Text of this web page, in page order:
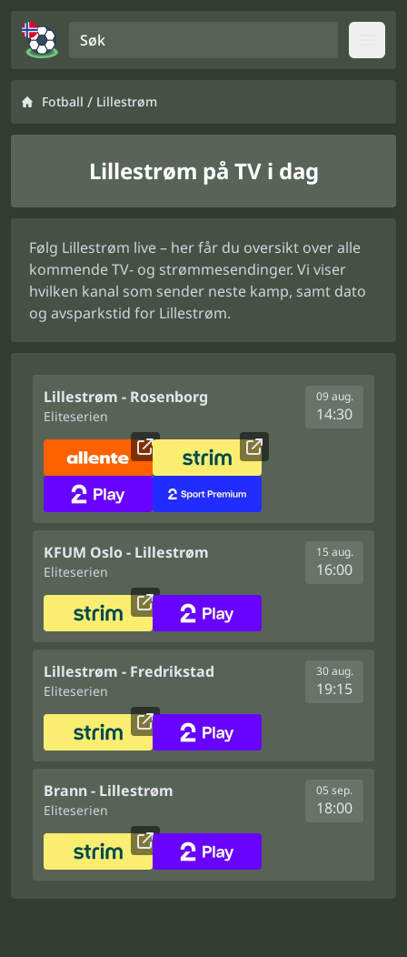
Fotball / Lillestrøm
Lillestrøm på TV i dag
Følg Lillestrøm live – her får du oversikt over alle
kommende TV- og strømmesendinger. Vi viser
hvilken kanal som sender neste kamp, samt dato
og avsparkstid for Lillestrøm.
Lillestrøm - Rosenborg
Eliteserien
09 aug.
14:30
KFUM Oslo - Lillestrøm
Eliteserien
15 aug.
16:00
Lillestrøm - Fredrikstad
Eliteserien
30 aug.
19:15
Brann - Lillestrøm
Eliteserien
05 sep.
18:00